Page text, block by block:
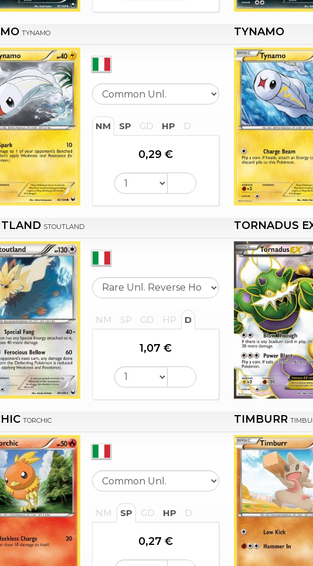
TYNAMO
NM SP GD HP D
0,29 €
TYNAMO
STOUTLAND
NM SP GD HP D
1,07 €
TORNADUS
TORCHIC
NM SP GD HP D
0,27 €
TIMBURR